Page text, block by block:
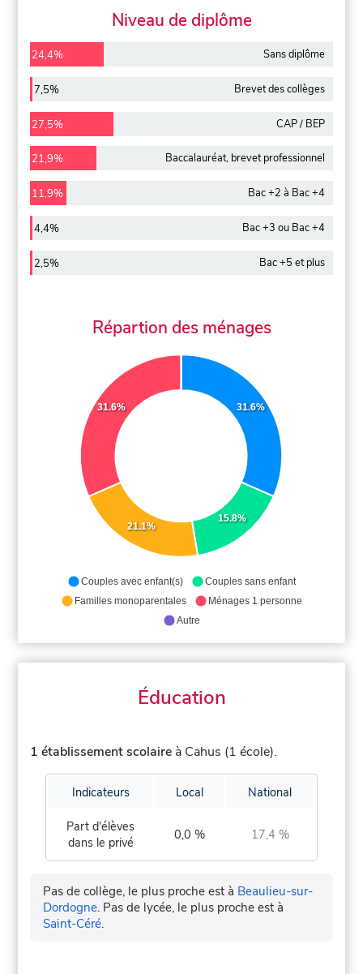
Niveau de diplôme
24,4% Sans diplôme
7,5% Brevet des collèges
27,5% CAP / BEP
21,9% Baccalauréat, brevet professionnel
11,9% Bac +2 à Bac +4
4,4% Bac +3 ou Bac +4
2,5% Bac +5 et plus
Répartion des ménages
31.6%
15.8%
21.1%
31.6%
Couples avec enfant(s)
Couples sans enfant
Familles monoparentales
Ménages 1 personne
Autre
Éducation
1 établissement scolaire à Cahus (1 école).
Indicateurs Local National
Part d'élèves
dans le privé
0,0 % 17,4 %
Pas de collège, le plus proche est à Beaulieu-sur-
Dordogne. Pas de lycée, le plus proche est à
Saint-Céré.